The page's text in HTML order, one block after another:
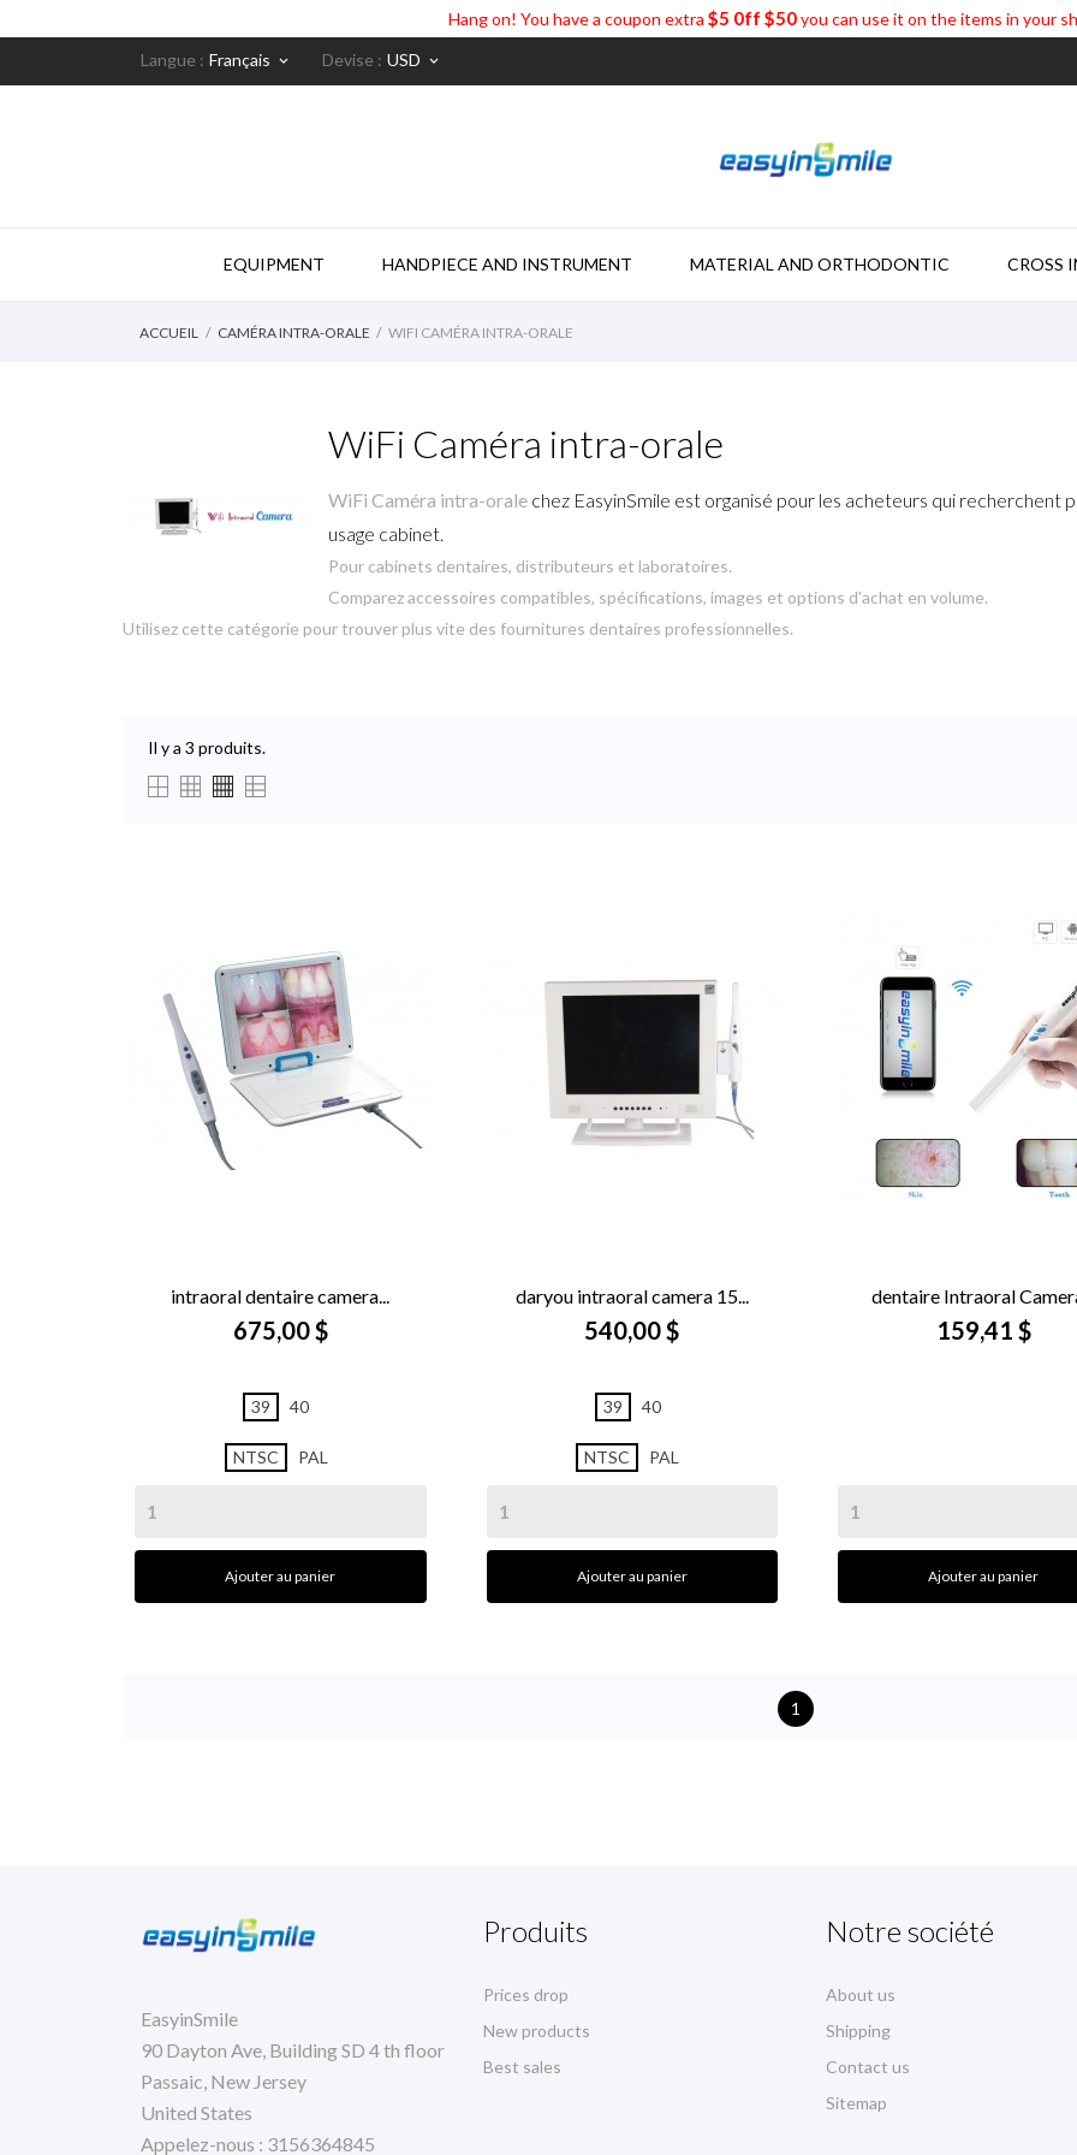
Hang on! You have a coupon extra $5 0ff $50you can use it on the items in your
Langue : Français keyboard_arrow_down Devise : USD keyboard_arrow_down
EQUIPMENT HANDPIECE AND INSTRUMENT MATERIAL AND ORTHODONTIC CROSS
ACCUEIL CAMÉRA INTRA-ORALE WIFI CAMÉRA INTRA-ORALE
WiFi Caméra intra-orale
WiFi Caméra intra-orale chez EasyinSmile est organisé pour les acheteurs qui recherchent
usage cabinet.
Pour cabinets dentaires, distributeurs et laboratoires.
Comparez accessoires compatibles, spécifications, images et options d'achat en volume.
Utilisez cette catégorie pour trouver plus vite des fournitures dentaires professionnelles.
Il y a 3 produits.
APERÇU RAPIDE
intraoral dentaire camera...
675,00 $
39 40
NTSC PAL
Ajouter au panier
APERÇU RAPIDE
daryou intraoral camera 15...
540,00 $
39 40
NTSC PAL
Ajouter au panier
APERÇU RAPIDE
dentaire Intraoral
159,41 $
Ajouter au panier
1
EasyinSmile
90 Dayton Ave, Building SD 4 th floor
Passaic, New Jersey
United States
Appelez-nous : 3156364845
Produits
Prices drop
New products
Best sales
Notre société
About us
Shipping
Contact us
Sitemap